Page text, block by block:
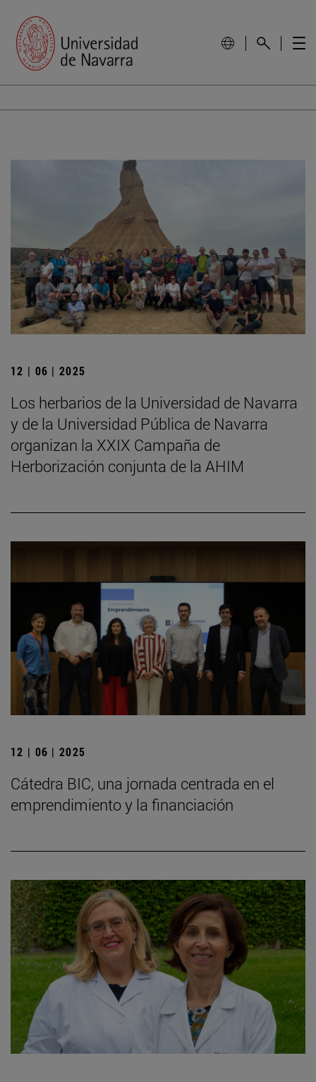
12 | 06 | 2025
Los herbarios de la Universidad de Navarra
y de la Universidad Pública de Navarra
organizan la XXIX Campaña de
Herborización conjunta de la AHIM
12 | 06 | 2025
Cátedra BIC, una jornada centrada en el
emprendimiento y la financiación